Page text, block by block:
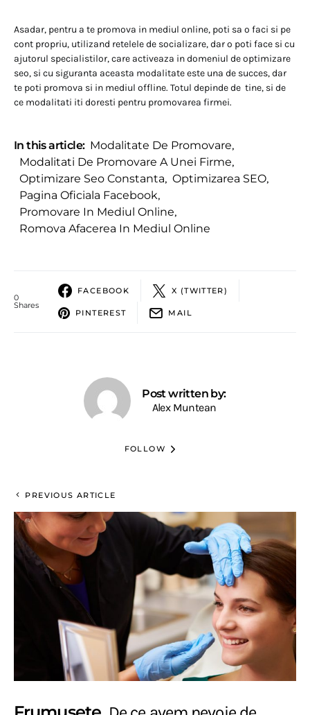
Asadar, pentru a te promova in mediul online, poti sa o faci si pe
cont propriu, utilizand retelele de socializare, dar o poti face si cu
ajutorul specialistilor, care activeaza in domeniul de optimizare
seo, si cu siguranta aceasta modalitate este una de succes, dar
te poti promova si in mediul offline. Totul depinde de tine, si de
ce modalitati iti doresti pentru promovarea firmei.
In this article: Modalitate De Promovare,
Modalitati De Promovare A Unei Firme,
Optimizare Seo Constanta, Optimizarea SEO,
Pagina Oficiala Facebook,
Promovare In Mediul Online,
Romova Afacerea In Mediul Online
0
Shares
FACEBOOK X (TWITTER)
PINTEREST MAIL
Post written by:
Alex Muntean
FOLLOW
PREVIOUS ARTICLE